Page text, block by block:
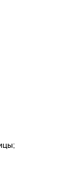
прогулки
Отправление.
приезда